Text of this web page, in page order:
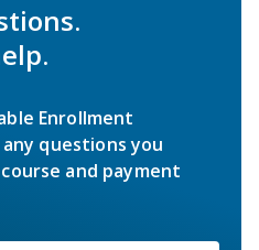
Enrollment
questions you
and payment